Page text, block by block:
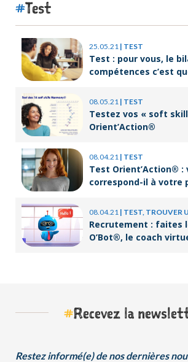
Test
25.05.21 | TEST
Test : pour vous, le
compétences c’est
08.05.21 | TEST
Testez vos « soft skills » avec
Orient’Action®
08.04.21 | TEST
Test Orient’Action®
correspond-il à votre
08.04.21 | TEST, TROUVER
Recrutement : faites
O’Bot®, le coach
#Recevez la
Restez informé(e) de nos dernières